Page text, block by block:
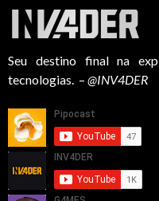
Seu destino final na
tecnologias. – @INV4DER